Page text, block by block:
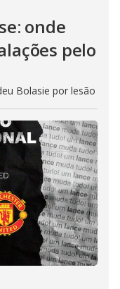
onde
pelo
Bolasie por lesão